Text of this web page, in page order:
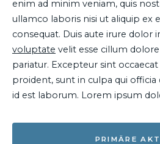
enim ad minim veniam, quis
ullamco laboris nisi ut aliquip ex
consequat. Duis aute irure dolor
voluptate velit esse cillum
pariatur. Excepteur sint
proident, sunt in culpa qui
id est laborum. Lorem ipsum
PRIMÄRE